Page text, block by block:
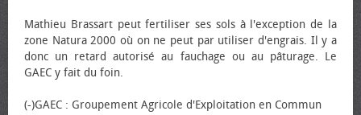
Mathieu Brassart peut fertiliser ses sols à l'exception de la
zone Natura 2000 où on ne peut par utiliser d'engrais. Il y a
donc un retard autorisé au fauchage ou au pâturage. Le
GAEC y fait du foin.
(-)GAEC : Groupement Agricole d'Exploitation en Commun